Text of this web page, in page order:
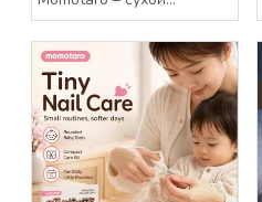
комфорт на каждый
счастливый день